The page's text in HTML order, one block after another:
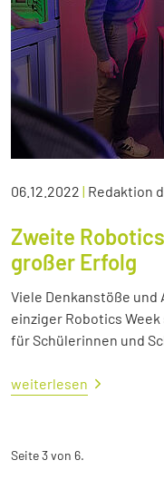
06.12.2022 | Redaktion
Zweite
großer Erfolg
Viele Denkanstöße und
einziger Robotics
für Schülerinnen und
weiterlesen
Seite 3 von 6.